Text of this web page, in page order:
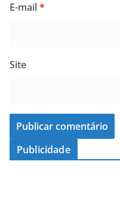
E-mail*
Site
Publicidade